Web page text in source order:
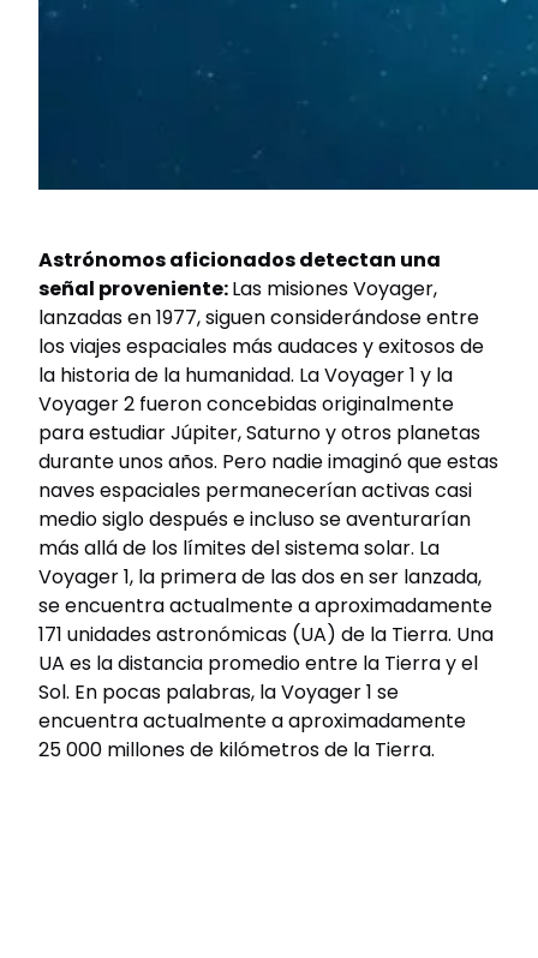
Astrónomos aficionados detectan una
señal proveniente:Las misiones Voyager,
lanzadas en 1977, siguen considerándose entre
los viajes espaciales más audaces y exitosos de
la historia de la humanidad. La Voyager 1 y la
Voyager 2 fueron concebidas originalmente
para estudiar Júpiter, Saturno y otros planetas
durante unos años. Pero nadie imaginó que estas
naves espaciales permanecerían activas casi
medio siglo después e incluso se aventurarían
más allá de los límites del sistema solar. La
Voyager 1, la primera de las dos en ser lanzada,
se encuentra actualmente a aproximadamente
171 unidades astronómicas (UA) de la Tierra. Una
UA es la distancia promedio entre la Tierra y el
Sol. En pocas palabras, la Voyager 1 se
encuentra actualmente a aproximadamente
25 000 millones de kilómetros de la Tierra.